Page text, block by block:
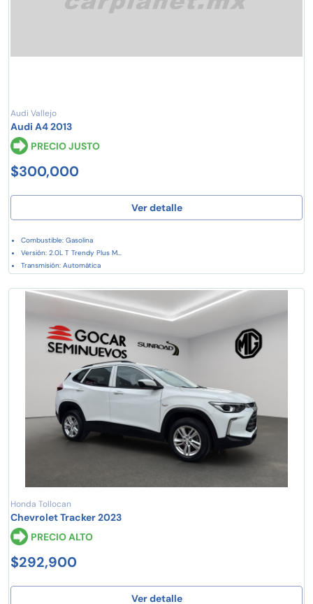
Audi Vallejo
Audi A4 2013
PRECIO JUSTO
$300,000
Ver detalle
Combustible: Gasolina
Versión: 2.0L T Trendy Plus M...
Transmisión: Automática
Honda Tollocan
Chevrolet Tracker 2023
PRECIO ALTO
$292,900
Ver detalle